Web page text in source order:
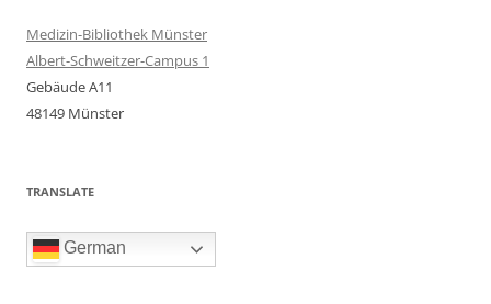
Medizin-Bibliothek Münster
Albert-Schweitzer-Campus 1
Gebäude A11
48149 Münster
TRANSLATE
German